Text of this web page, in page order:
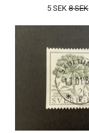
5 SEK 8 SEK